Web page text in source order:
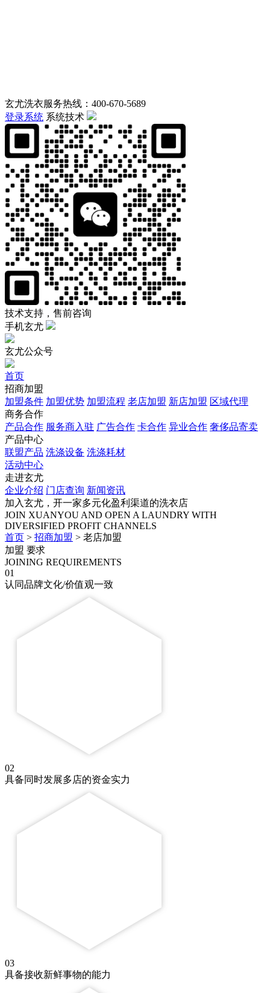
玄尤洗衣服务热线：400-670-5689
登录系统 系统技术
技术支持，售前咨询
手机玄尤
玄尤公众号
首页
招商加盟
加盟条件 加盟优势 加盟流程 老店加盟 新店加盟 区域代理
商务合作
产品合作 服务商入驻 广告合作 卡合作 异业合作 奢侈品寄卖
产品中心
联盟产品 洗涤设备 洗涤耗材
活动中心
走进玄尤
企业介绍 门店查询 新闻资讯
加入玄尤，开一家多元化盈利渠道的洗衣店
JOIN XUANYOU AND OPEN A LAUNDRY WITH
DIVERSIFIED PROFIT CHANNELS
首页 > 招商加盟 > 老店加盟
加盟 要求
JOINING REQUIREMENTS
01
认同品牌文化/价值观一致
02
具备同时发展多店的资金实力
03
具备接收新鲜事物的能力